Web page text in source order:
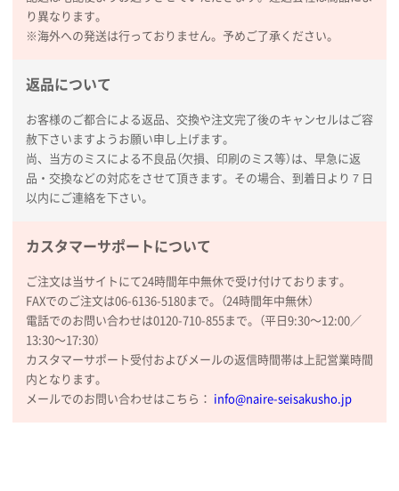
2026年01月09日 13:48
希望の商品の取り扱いがあったので
厚手コットンマチ付トートL ナチュラル(A4対応)
200枚
2025年12月25日 13:33
いつもきちんとしてる。
福島県W社様
2025年12月24日 14:43
青森県K社様
ワンポイントポリ袋 A4サイズ1000枚
安い
り異なります。
※海外への発送は行っておりません。予めご了承ください。
返品について
お客様のご都合による返品、交換や注文完了後のキャンセルはご容
赦下さいますようお願い申し上げます。
尚、当方のミスによる不良品（欠損、印刷のミス等）は、早急に返
品・交換などの対応をさせて頂きます。その場合、到着日より７日
以内にご連絡を下さい。
カスタマーサポートについて
ご注文は当サイトにて24時間年中無休で受け付けております。
FAXでのご注文は06-6136-5180まで。（24時間年中無休）
電話でのお問い合わせは0120-710-855まで。（平日9:30〜12:00／
13:30〜17:30）
カスタマーサポート受付およびメールの返信時間帯は上記営業時間
内となります。
メールでのお問い合わせはこちら： info@naire-seisakusho.jp